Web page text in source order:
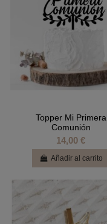
Topper Mi Primera
Comunión
14,00 €
Añadir al carrito